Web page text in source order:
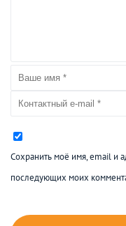
Сохранить моё имя, email и
последующих моих